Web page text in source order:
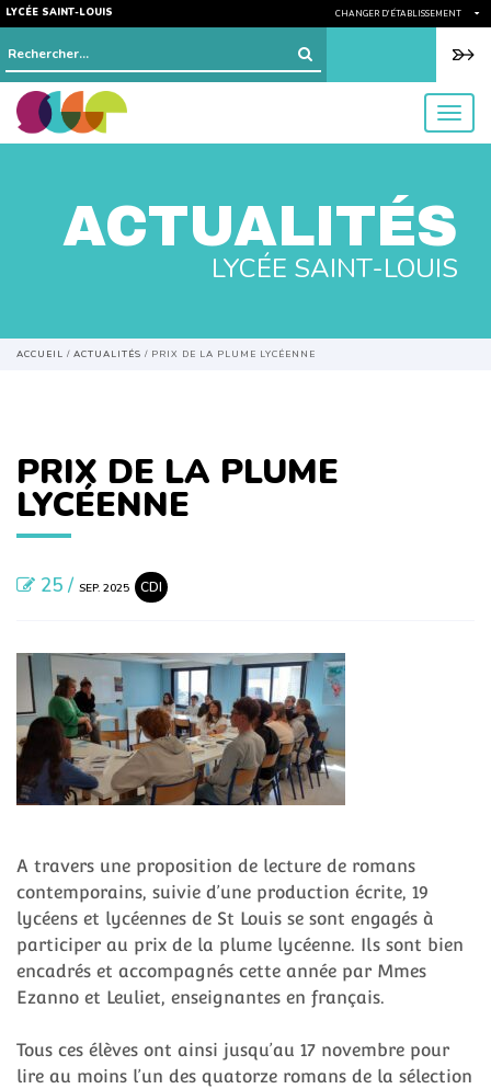
LYCÉE SAINT-LOUIS CHANGER D'ÉTABLISSEMENT
Rechercher :
menu
ACTUALITÉS
LYCÉE SAINT-LOUIS
ACCUEIL / ACTUALITÉS / PRIX DE LA PLUME LYCÉENNE
PRIX DE LA PLUME
LYCÉENNE
25 / SEP. 2025 CDI
A travers une proposition de lecture de romans
contemporains, suivie d’une production écrite, 19
lycéens et lycéennes de St Louis se sont engagés à
participer au prix de la plume lycéenne. Ils sont bien
encadrés et accompagnés cette année par Mmes
Ezanno et Leuliet, enseignantes en français.
Tous ces élèves ont ainsi jusqu’au 17 novembre pour
lire au moins l’un des quatorze romans de la sélection